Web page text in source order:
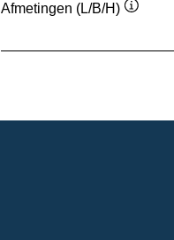
Afmetingen (L/B/H)
de